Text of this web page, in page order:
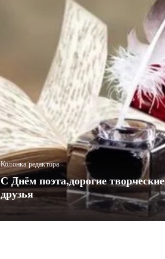
Колонка редактора
С Днём поэта,дорогие творческие
друзья